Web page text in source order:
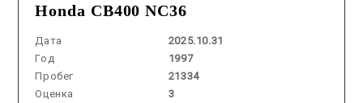
Honda CB400 NC36
Дата
2025.10.31
Год
1997
Пробег
21334
Оценка
3